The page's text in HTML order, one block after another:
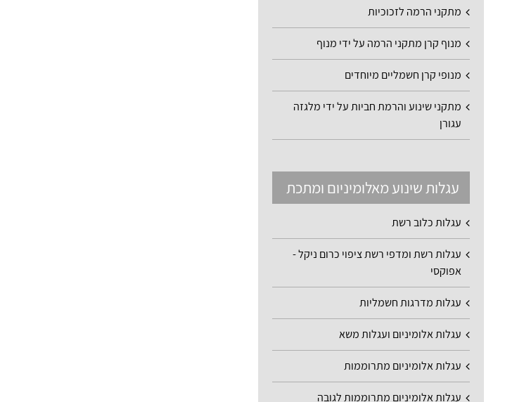
מתקני הרמה לזכוכיות
מנוף קרן מתקני הרמה על ידי מנוף
מנופי קרן חשמליים מיוחדים
מתקני שינוע והרמת חביות על ידי מלגזה
עגורן
עגלות שינוע מאלומיניום ומתכת
עגלות כלוב רשת
עגלות רשת ומדפי רשת ציפוי כרום ניקל -
אפוקסי
עגלות מדרגות חשמליות
עגלות אלומיניום ועגלות משא
עגלות אלומיניום מתרוממות
עגלות אלומיניום מתרוממות לגובה